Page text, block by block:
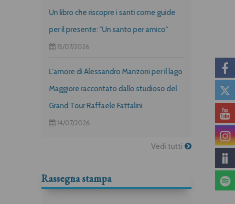
Un libro che riscopre i santi come guide
per il presente: "Un santo per amico"
15/07/2026
L'amore di Alessandro Manzoni per il lago
Maggiore raccontato dallo studioso del
Grand Tour Raffaele Fattalini
14/07/2026
Vedi tutti
Rassegna stampa